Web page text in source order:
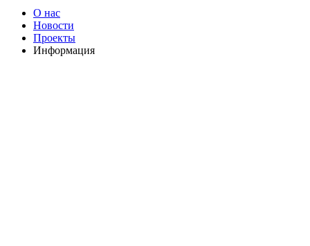
О нас
Новости
Проекты
Информация